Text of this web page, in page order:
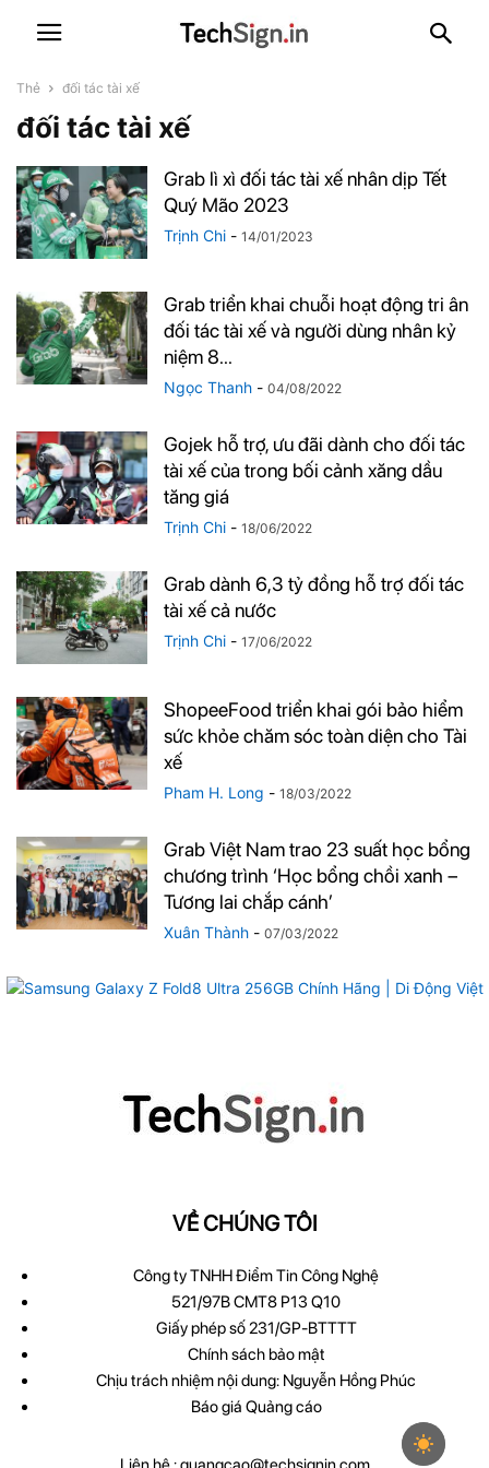
Thẻ đối tác tài xế
đối tác tài xế
Grab lì xì đối tác tài xế nhân dịp Tết
Quý Mão 2023
Trịnh Chi - 14/01/2023
Grab triển khai chuỗi hoạt động tri ân
đối tác tài xế và người dùng nhân kỷ
niệm 8...
Ngọc Thanh - 04/08/2022
Gojek hỗ trợ, ưu đãi dành cho đối tác
tài xế của trong bối cảnh xăng dầu
tăng giá
Trịnh Chi - 18/06/2022
Grab dành 6,3 tỷ đồng hỗ trợ đối tác
tài xế cả nước
Trịnh Chi - 17/06/2022
ShopeeFood triển khai gói bảo hiểm
sức khỏe chăm sóc toàn diện cho Tài
xế
Pham H. Long - 18/03/2022
Grab Việt Nam trao 23 suất học bổng
chương trình ‘Học bổng chồi xanh –
Tương lai chắp cánh’
Xuân Thành - 07/03/2022
VỀ CHÚNG TÔI
Công ty TNHH Điểm Tin Công Nghệ
521/97B CMT8 P13 Q10
Giấy phép số 231/GP-BTTTT
Chính sách bảo mật
Chịu trách nhiệm nội dung: Nguyễn Hồng Phúc
Báo giá Quảng cáo